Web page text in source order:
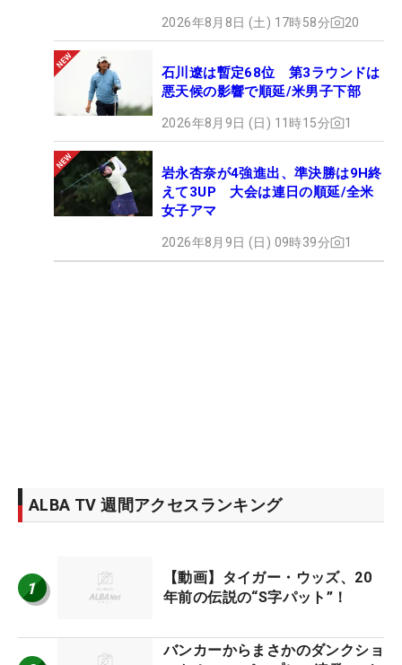
2026年8月8日 (土) 17時58分 20
石川遼は暫定68位 第3ラウンドは
悪天候の影響で順延/米男子下部
2026年8月9日 (日) 11時15分 1
岩永杏奈が4強進出、準決勝は9H終
えて3UP 大会は連日の順延/全米
女子アマ
2026年8月9日 (日) 09時39分 1
ALBA TV 週間アクセスランキング
1
【動画】タイガー・ウッズ、20
年前の伝説の“S字パット”！
バンカーからまさかのダンクショ